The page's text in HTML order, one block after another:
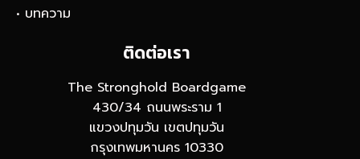
• บทความ
ติดต่อเรา
The Stronghold Boardgame
430/34 ถนนพระราม 1
แขวงปทุมวัน เขตปทุมวัน
กรุงเทพมหานคร 10330